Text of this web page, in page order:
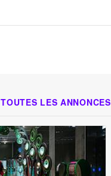
TOUTES LES ANNONCES